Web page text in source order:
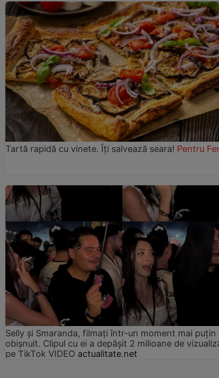
Tartă rapidă cu vinete. Îți salvează seara! Pentru
Selly și Smaranda, filmați într-un moment mai puțin
obișnuit. Clipul cu ei a depășit 2 milioane de
pe TikTok VIDEO actualitate.net